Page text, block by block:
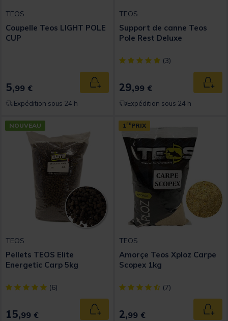
TEOS
Coupelle Teos LIGHT POLE
CUP
5,99 € Ajouter au panier
Expédition sous 24 h
TEOS
Support de canne Teos
Pole Rest Deluxe
[object Object] out of 5
(3)
29,99 €
Expédition sous 24 h
NOUVEAU
TEOS
Pellets TEOS Elite
Energetic Carp 5kg
[object Object] out of 5 Customer Rating
(6)
15,99 € Ajouter au panier
1 ERPRIX
TEOS
Amorçe Teos Xploz Carpe
Scopex 1kg
[object Object] out of 5
(7)
2,99 €